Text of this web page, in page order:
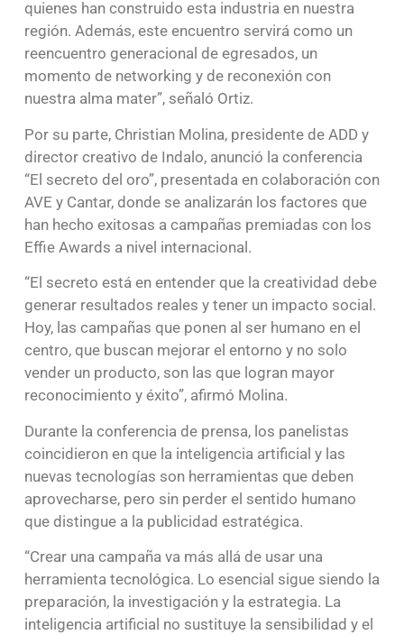
quienes han construido esta industria en nuestra
región. Además, este encuentro servirá como un
reencuentro generacional de egresados, un
momento de networking y de reconexión con
nuestra alma mater”, señaló Ortiz.
Por su parte, Christian Molina, presidente de ADD y
director creativo de Indalo, anunció la conferencia
“El secreto del oro”, presentada en colaboración con
AVE y Cantar, donde se analizarán los factores que
han hecho exitosas a campañas premiadas con los
Effie Awards a nivel internacional.
“El secreto está en entender que la creatividad debe
generar resultados reales y tener un impacto social.
Hoy, las campañas que ponen al ser humano en el
centro, que buscan mejorar el entorno y no solo
vender un producto, son las que logran mayor
reconocimiento y éxito”, afirmó Molina.
Durante la conferencia de prensa, los panelistas
coincidieron en que la inteligencia artificial y las
nuevas tecnologías son herramientas que deben
aprovecharse, pero sin perder el sentido humano
que distingue a la publicidad estratégica.
“Crear una campaña va más allá de usar una
herramienta tecnológica. Lo esencial sigue siendo la
preparación, la investigación y la estrategia. La
inteligencia artificial no sustituye la sensibilidad y el